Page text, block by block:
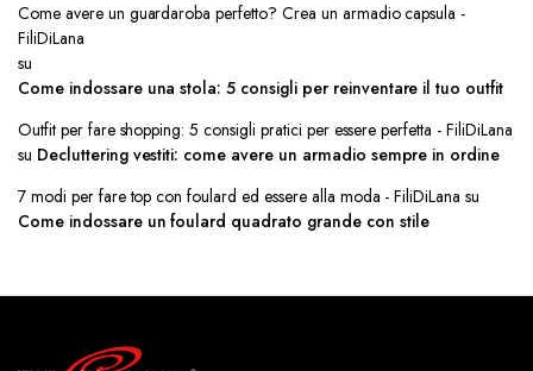
Come avere un guardaroba perfetto? Crea un armadio capsula -
FiliDiLana
su
Come indossare una stola: 5 consigli per reinventare il tuo outfit
Outfit per fare shopping: 5 consigli pratici per essere perfetta - FiliDiLana
su Decluttering vestiti: come avere un armadio sempre in ordine
7 modi per fare top con foulard ed essere alla moda - FiliDiLana su
Come indossare un foulard quadrato grande con stile